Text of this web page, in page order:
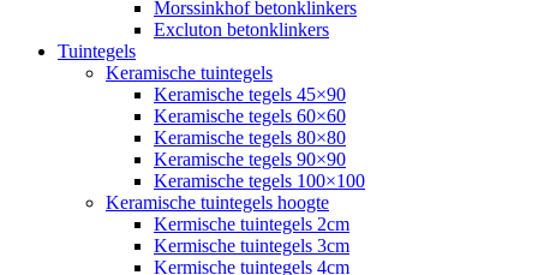
Morssinkhof betonklinkers
Excluton betonklinkers
Tuintegels
Keramische tuintegels
Keramische tegels 45×90
Keramische tegels 60×60
Keramische tegels 80×80
Keramische tegels 90×90
Keramische tegels 100×100
Keramische tuintegels hoogte
Kermische tuintegels 2cm
Kermische tuintegels 3cm
Kermische tuintegels 4cm